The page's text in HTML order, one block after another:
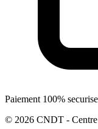
Paiement 100%
© 2026 CNDT -